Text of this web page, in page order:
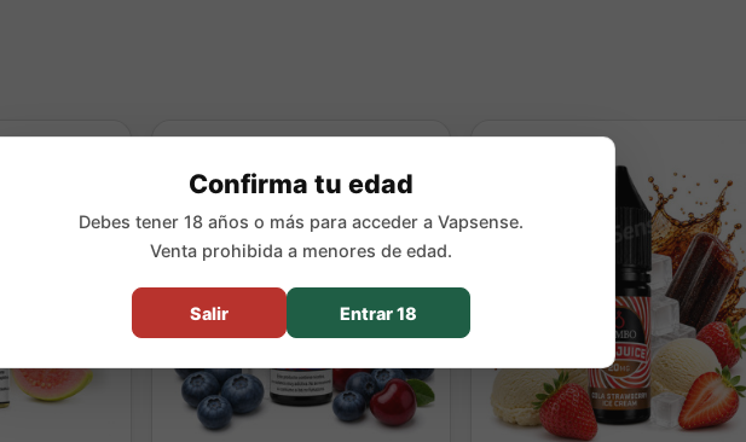
generaciones anteriores y actuales del sistema XROS.
utilizarse con los dispositivos incluidos en nuestra categoría de
vapers recargables y Pod
El comportamiento de la calada dependerá del ohmiaje elegido y del ajuste de aire disponible
3.0 Mesh integrada.
Confirma tu edad
Debes tener 18 años o más para acceder a Vapsense.
Venta prohibida a menores de edad.
Salir Entrar 18